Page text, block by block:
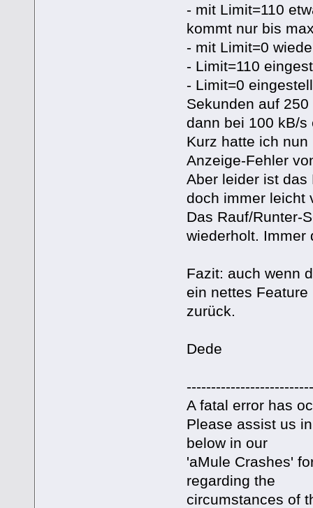
- mit Limit=110
kommt nur bis
- mit Limit=0
- Limit=110
- Limit=0
Sekunden auf
dann bei 100 kB/s
Kurz hatte ich
Anzeige-Fehler
Aber leider ist das
doch immer leicht
Das Rauf/Runter-
wiederholt. Immer
Fazit: auch wenn
ein nettes
zurück.
Dede
A fatal error has
Please assist us
below in our
'aMule Crashes'
regarding the
circumstances of